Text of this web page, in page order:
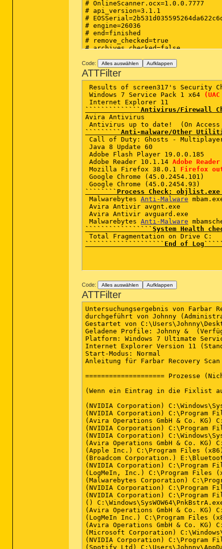
# OnlineScanner.ocx=1.0.0.7777
# api_version=3.1.1
#
# engine=26036
# end=finished
# remove_checked=true
# archives_checked=false
# unsafe_checked=false
# antistealth_checked=true
# utc_time=2015-10-01 08:34:19
# local_time=2015-10-01 10:34:19
# country="Germany"
# lang=1031
# osver=6.1.7601 NT Service Pack 1
# compatibility_mode_1=''
# compatibility_mode=5893
# scanned=335893
# found=3
# cleaned=3
# scan_time=5794
Code: Alles auswählen Aufklappen
ATTFilter
Results of screen317's Security
Windows 7 Service Pack 1 x64
``````````````Antivirus/Firewall
Avira Antivirus
Antivirus up to date!  (On
`````````Anti-malware/Other
Call of Duty: Ghosts -
Java 8 Update 60
Adobe Flash Player 19.0.0.185
Adobe Reader 10.1.14 Adobe
Mozilla Firefox 38.0.1 Firefox
Google Chrome (45.0.2454.101)
````````Process Check:
Malwarebytes Anti-Malware
Avira Antivir avgnt.exe
Avira Antivir avguard.exe
Malwarebytes Anti-Malware
`````````````````System Health
````````````````````End of
Code: Alles auswählen Aufklappen
ATTFilter
Untersuchungsergebnis von Farbar
durchgeführt von Johnny
Gestartet von
Geladene Profile: Johnny &
Platform: Windows 7 Ultimate
Internet Explorer Version 11
Start-Modus: Normal
Anleitung für Farbar Recovery
==================== Prozesse
(Wenn ein Eintrag in die Fixlist
(NVIDIA Corporation)
(NVIDIA Corporation) C:\Program
(Avira Operations GmbH & Co.
(NVIDIA Corporation) C:\Program
(NVIDIA Corporation)
(Avira Operations GmbH & Co.
(Apple Inc.) C:\Program Files
(Broadcom Corporation.)
(NVIDIA Corporation) C:\Program
(LogMeIn, Inc.) C:\Program Files
(Malwarebytes Corporation)
(NVIDIA Corporation) C:\Program
(NVIDIA Corporation) C:\Program
()
(Avira Operations GmbH & Co.
(LogMeIn Inc.) C:\Program Files
(Avira Operations GmbH & Co.
(Microsoft Corporation)
(NVIDIA Corporation) C:\Program
(Spotify Ltd)